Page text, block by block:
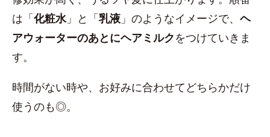
は「化粧水」と「乳液 」のようなイメージで、 ヘ
アウォーターのあとにヘアミルクをつけていきま
す。
時間がない時や、お好みに合わせてどちらかだけ
使うのも◎。